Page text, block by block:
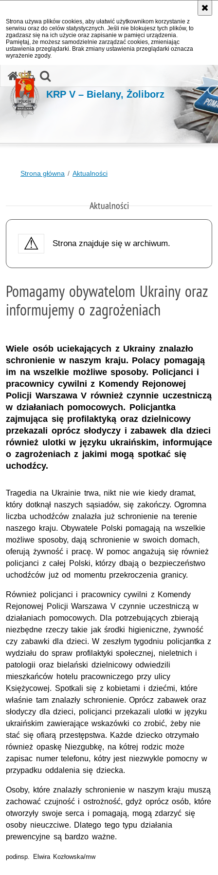
Strona używa plików cookies, aby ułatwić użytkownikom korzystanie z
serwisu oraz do celów statystycznych. Jeśli nie blokujesz tych plików, to
zgadzasz się na ich użycie oraz zapisanie w pamięci urządzenia.
Pamiętaj, że możesz samodzielnie zarządzać cookies, zmieniając
ustawienia przeglądarki. Brak zmiany ustawienia przeglądarki oznacza
wyrażenie zgody.
KRP V – Bielany, Żoliborz
Strona główna Aktualności
Aktualności
Strona znajduje się w archiwum.
Pomagamy obywatelom Ukrainy oraz
informujemy o zagrożeniach
Wiele osób uciekających z Ukrainy znalazło
schronienie w naszym kraju. Polacy pomagają
im na wszelkie możliwe sposoby. Policjanci i
pracownicy cywilni z Komendy Rejonowej
Policji Warszawa V również czynnie uczestniczą
w działaniach pomocowych. Policjantka
zajmująca się profilaktyką oraz dzielnicowy
przekazali oprócz słodyczy i zabawek dla dzieci
również ulotki w języku ukraińskim, informujące
o zagrożeniach z jakimi mogą spotkać się
uchodźcy.
Tragedia na Ukrainie trwa, nikt nie wie kiedy dramat,
który dotknął naszych sąsiadów, się zakończy. Ogromna
liczba uchodźców znalazła już schronienie na terenie
naszego kraju. Obywatele Polski pomagają na wszelkie
możliwe sposoby, dają schronienie w swoich domach,
oferują żywność i pracę. W pomoc angażują się również
policjanci z całej Polski, którzy dbają o bezpieczeństwo
uchodźców już od momentu przekroczenia granicy.
Również policjanci i pracownicy cywilni z Komendy
Rejonowej Policji Warszawa V czynnie uczestniczą w
działaniach pomocowych. Dla potrzebujących zbierają
niezbędne rzeczy takie jak środki higieniczne, żywność
czy zabawki dla dzieci. W zeszłym tygodniu policjantka z
wydziału do spraw profilaktyki społecznej, nieletnich i
patologii oraz bielański dzielnicowy odwiedzili
mieszkańców hotelu pracowniczego przy ulicy
Księżycowej. Spotkali się z kobietami i dziećmi, które
właśnie tam znalazły schronienie. Oprócz zabawek oraz
słodyczy dla dzieci, policjanci przekazali ulotki w języku
ukraińskim zawierające wskazówki co zrobić, żeby nie
stać się ofiarą przestępstwa. Każde dziecko otrzymało
również opaskę Niezgubkę, na kótrej rodzic może
zapisac numer telefonu, kótry jest niezwykle pomocny w
przypadku oddalenia się dziecka.
Osoby, które znalazły schronienie w naszym kraju muszą
zachować czujność i ostrożność, gdyż oprócz osób, które
otworzyły swoje serca i pomagają, mogą zdarzyć się
osoby nieuczciwe. Dlatego tego typu działania
prewencyjne są bardzo ważne.
podinsp. Elwira Kozłowska/mw